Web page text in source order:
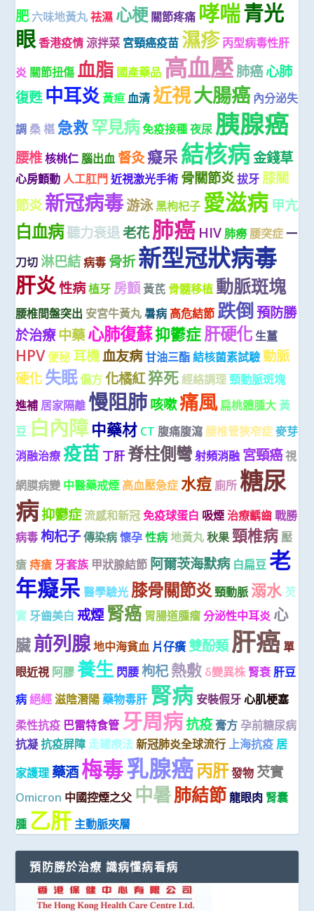
肥 六味地黃丸 祛濕 心梗 關節疼痛 哮喘青光
眼香港疫情 涼拌菜 宮頸癌疫苗 濕疹 丙型病毒性肝
炎 關節扭傷 血脂 國產藥品 高血壓肺癌心肺
復甦 中耳炎黃疸 血清 近視大腸癌 內分泌失
調 桑 椹 急救罕見病免疫接種 夜尿 胰腺癌
腰椎核桃仁 腦出血 督灸癡呆 結核病金錢草
心房顫動 人工肛門 近視激光手術 骨關節炎拔牙 膝關
節炎新冠病毒游泳黑枸杞子 愛滋病 甲亢
白血病聽力衰退老花肺癌 HIV 肺癆 腰突症 一
刀切 淋巴結 病毒 骨折新型冠狀病毒
肝炎性病植牙 房顫 黃芪 骨髓移植 動脈斑塊
腰椎間盤突出 安宮牛黃丸 暑病 高危結節 跌倒預防勝
於治療中藥心肺復蘇抑鬱症肝硬化 生薑
HPV便秘 耳機血友病甘油三酯 結核菌素試驗 動脈
硬化失眠偏方 化橘紅猝死 經絡調理 頸動脈斑塊
進補 居家隔離 慢阻肺咳嗽痛風 扁桃體腫大 黃
豆 白內障 中藥材 CT 腹痛腹瀉 腰椎管狹窄症 麥芽
消融治療 疫苗 丁肝 脊柱側彎射頻消融 宮頸癌視
網膜病變 中醫藥戒煙 高血壓急症 水痘 廁所 糖尿
病抑鬱症流感和新冠 免疫球蛋白 吸煙 治療齲齒 戰勝
病毒 枸杞子傳染病 懷孕 性病 地黃丸 秋果 頸椎病 壓
瘡 痔瘡 牙套族 甲狀腺結節 阿爾茨海默病 白扁豆 老
年癡呆 醫學驗光 膝骨關節炎頸動脈 溺水 芡
實 牙齒美白 戒煙 腎癌 胃腸道腫瘤 分泌性中耳炎 心
臟前列腺地中海貧血 片仔癀 雙酚類肝癌 單
眼近視 阿膠 養生 閃腰 枸杞熱敷 δ變異株 腎衰 肝豆
病 絕經 滋陰潛陽 藥物毒肝 腎病 安裝假牙 心肌梗塞
柔性抗疫 巴雷特食管 牙周病抗疫 膏方 孕前糖尿病
抗凝 抗疫屏障 走罐療法 新冠肺炎全球流行 上海抗疫 居
家護理 藥酒梅毒乳腺癌丙肝發物 芡實
Omicron 中國控煙之父 中暑肺結節 龍眼肉 腎囊
腫 乙肝 主動脈夾層
預防勝於治療 識病懂病看病